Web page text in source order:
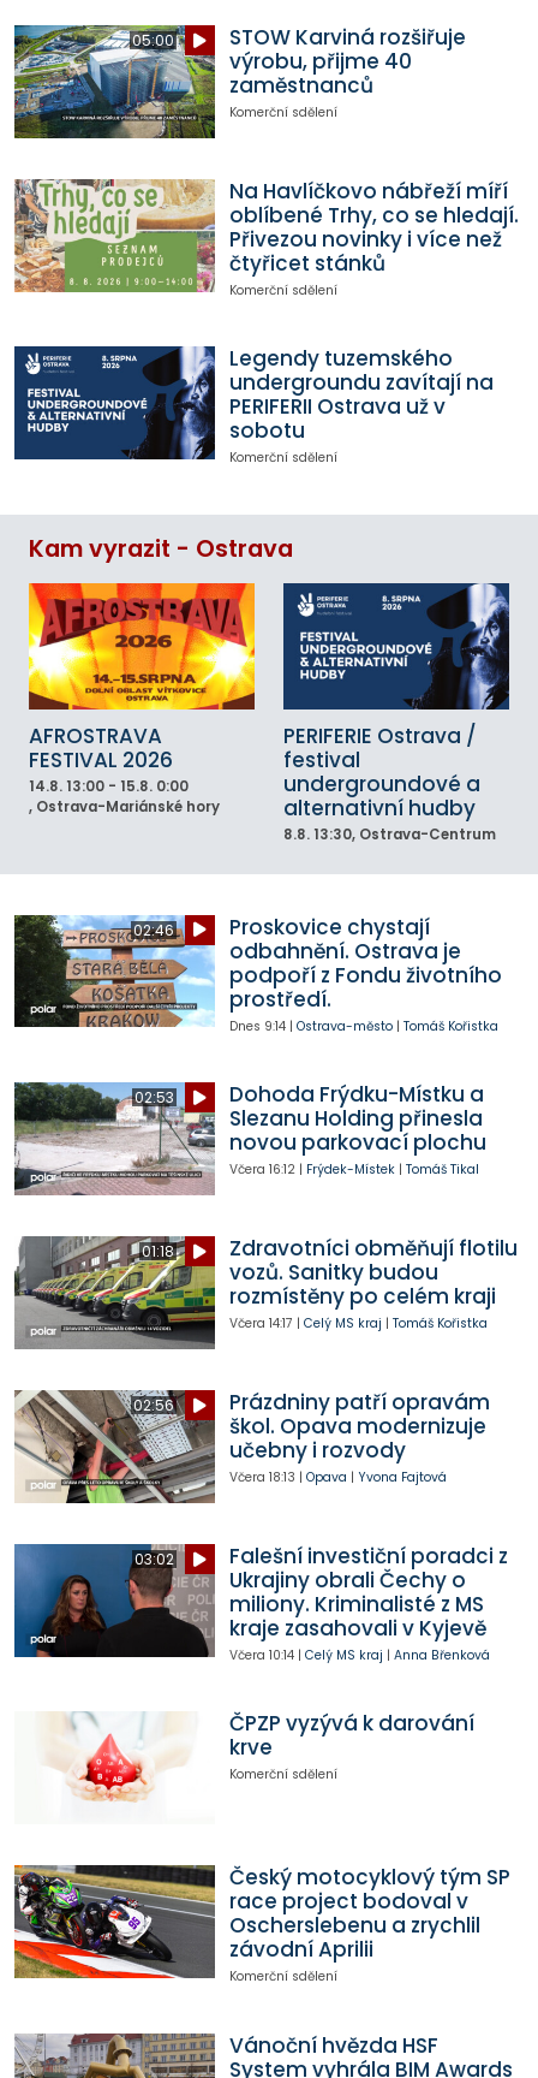
05:00
STOW Karviná rozšiřuje
výrobu, přijme 40
zaměstnanců
Komerční sdělení
Na Havlíčkovo nábřeží míří
oblíbené Trhy, co se hledají.
Přivezou novinky i více než
čtyřicet stánků
Komerční sdělení
Legendy tuzemského
undergroundu zavítají na
PERIFERII Ostrava už v
sobotu
Komerční sdělení
Kam vyrazit - Ostrava
AFROSTRAVA
FESTIVAL 2026
14.8. 13:00 - 15.8. 0:00
, Ostrava-Mariánské hory
PERIFERIE Ostrava /
festival
undergroundové a
alternativní hudby
8.8. 13:30, Ostrava-Centrum
02:46
Proskovice chystají
odbahnění. Ostrava je
podpoří z Fondu životního
prostředí.
Dnes 9:14| Ostrava-město| Tomáš Kořistka
02:53
Dohoda Frýdku-Místku a
Slezanu Holding přinesla
novou parkovací plochu
Včera 16:12| Frýdek-Místek| Tomáš Tikal
01:18
Zdravotníci obměňují flotilu
vozů. Sanitky budou
rozmístěny po celém kraji
Včera 14:17 | Celý MS kraj | Tomáš Kořistka
02:56
Prázdniny patří opravám
škol. Opava modernizuje
učebny i rozvody
Včera 18:13 | Opava | Yvona Fajtová
03:02
Falešní investiční poradci z
Ukrajiny obrali Čechy o
miliony. Kriminalisté z MS
kraje zasahovali v Kyjevě
Včera 10:14| Celý MS kraj | Anna Břenková
ČPZP vyzývá k darování
krve
Komerční sdělení
Český motocyklový tým SP
race project bodoval v
Oscherslebenu a zrychlil
závodní Aprilii
Komerční sdělení
Vánoční hvězda HSF
System vyhrála BIM Awards